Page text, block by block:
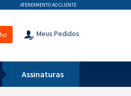
ATENDIMENTO AO CLIENTE
Meus Pedidos
Assinaturas